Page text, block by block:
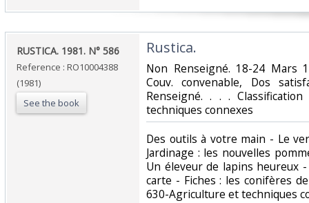
‎RUSTICA. 1981. N° 586‎
Reference : RO10004388
(1981)
See the book
‎Rustica.‎
‎Non Renseigné. 18-24 Mars
Couv. convenable, Dos
Renseigné. . . .
techniques connexes‎
‎Des outils à votre main - Le
Jardinage : les nouvelles
Un éleveur de lapins heureux
carte - Fiches : les conifères
630-Agriculture et techniques